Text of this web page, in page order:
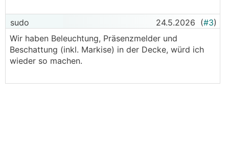
sudo 24.5.2026 (#3)
Wir haben Beleuchtung, Präsenzmelder und
Beschattung (inkl. Markise) in der Decke, würd ich
wieder so machen.